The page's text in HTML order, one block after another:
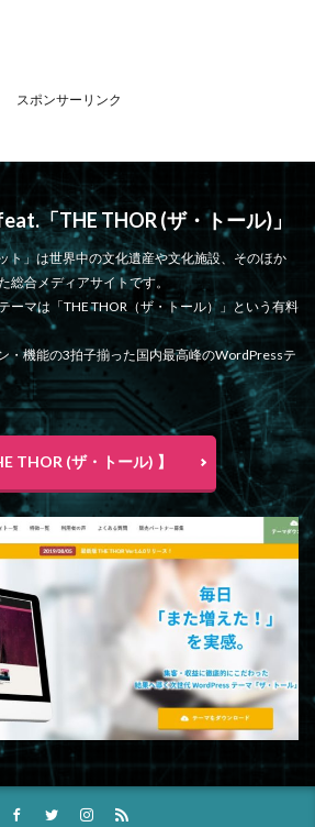
スポンサーリンク
「THE THOR (ザ・トール)」
ト」は世界中の文化遺産や文化施設、そのほか
総合メディアサイトです。
ーマは「THE THOR（ザ・トール）」という有料
・機能の3拍子揃った国内最高峰のWordPressテ
THOR (ザ・トール) 】